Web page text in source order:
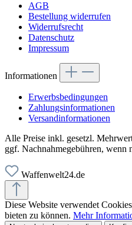
AGB
Bestellung widerrufen
Widerrufsrecht
Datenschutz
Impressum
Informationen
Erwerbsbedingungen
Zahlungsinformationen
Versandinformationen
Alle Preise inkl. gesetzl.
ggf. Nachnahmegebühren, wenn
Waffenwelt24.de
Diese Website verwendet
bieten zu können. Mehr